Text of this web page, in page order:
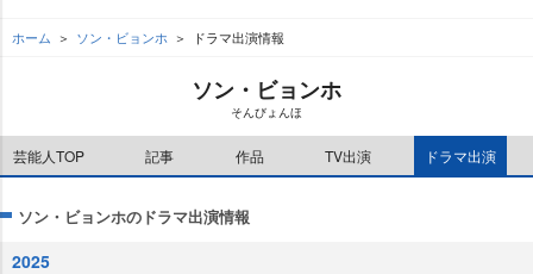
ホーム ソン・ビョンホ ドラマ出演情報
ソン・ビョンホ
そんびょんほ
芸能人TOP 記事 作品 TV出演 ドラマ出演
ソン・ビョンホのドラマ出演情報
2025